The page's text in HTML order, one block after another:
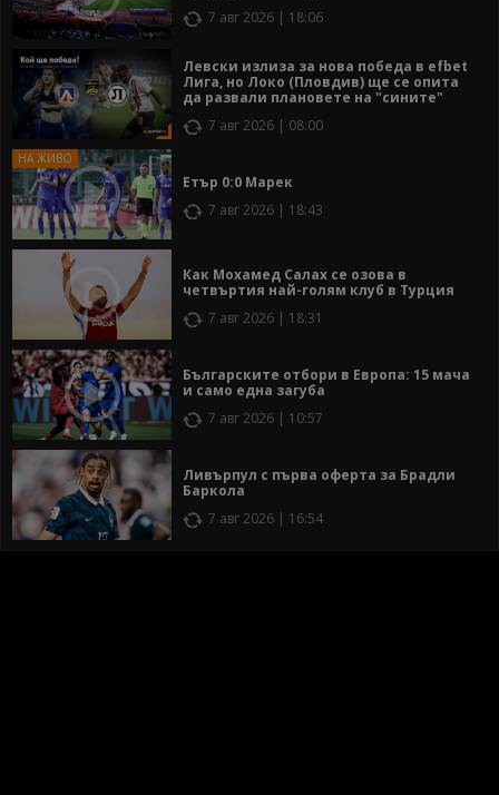
7 авг 2026 | 18:06
Левски излиза за нова победа в efbet
Лига, но Локо (Пловдив) ще се опита
да развали плановете на "сините"
7 авг 2026 | 08:00
Етър 0:0 Марек
7 авг 2026 | 18:43
Как Мохамед Салах се озова в
четвъртия най-голям клуб в Турция
7 авг 2026 | 18:31
Българските отбори в Европа: 15 мача
и само една загуба
7 авг 2026 | 10:57
Ливърпул с първа оферта за Брадли
Баркола
7 авг 2026 | 16:54